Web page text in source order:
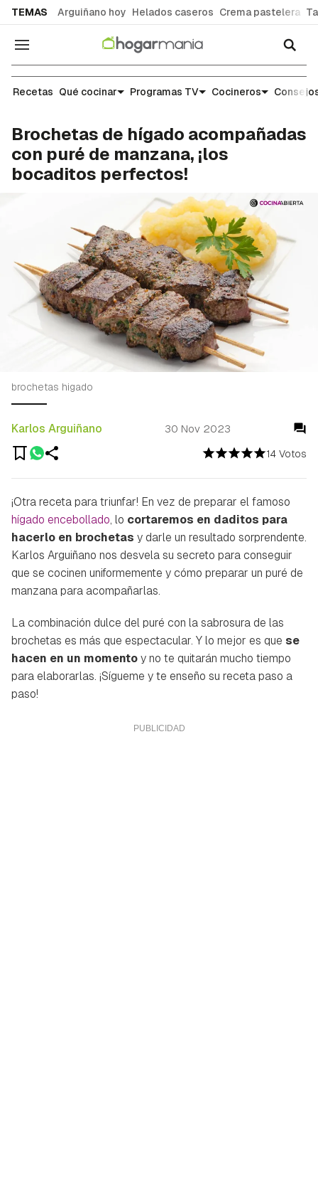
TEMAS Arguiñano hoy Helados caseros Crema pastelera
Navegación
Recetas
Recetas Qué cocinar Programas TV Cocineros
Brochetas de hígado acompañadas
con puré de manzana, ¡los
bocaditos perfectos!
14 Votos
Karlos Arguiñano 30 Nov 2023
brochetas higado
¡Otra receta para triunfar! En vez de preparar el famoso
hígado encebollado, lo cortaremos en daditos para
hacerlo en brochetas y darle un resultado sorprendente.
Karlos Arguiñano nos desvela su secreto para conseguir
que se cocinen uniformemente y cómo preparar un puré de
manzana para acompañarlas.
La combinación dulce del puré con la sabrosura de las
brochetas es más que espectacular. Y lo mejor es que se
hacen en un momentoy no te quitarán mucho tiempo
para elaborarlas. ¡Sígueme y te enseño su receta paso a
paso!